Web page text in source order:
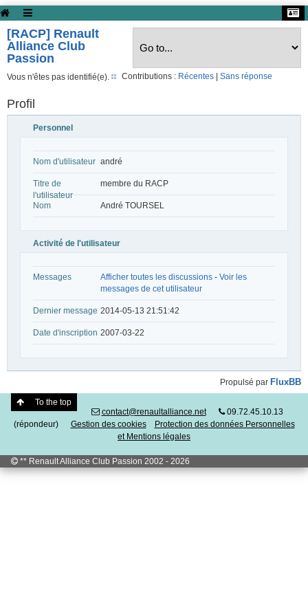
[RACP] Renault
Alliance Club
Passion
Vous n'êtes pas identifié(e). Contributions : Récentes Sans réponse
Profil
Personnel
Nom d'utilisateur andré
Titre de
l'utilisateur
membre du RACP
Nom André TOURSEL
Activité de l'utilisateur
Messages Afficher toutes les discussions- Voir les
messages de cet utilisateur
Dernier message 2014-05-13 21:51:42
Date d'inscription 2007-03-22
Propulsé par FluxBB
To the top
contact@renaultalliance.net
09.72.45.10.13
(répondeur) Gestion des cookies
Protection des données Personnelles
et Mentions légales
** Renault Alliance Club Passion 2002 - 2026